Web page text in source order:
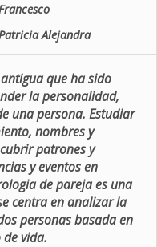
Alejandra
que ha sido
la personalidad,
una persona. Estudiar
nombres y
patrones y
y eventos en
de pareja es una
centra en analizar la
personas basada en
vida.